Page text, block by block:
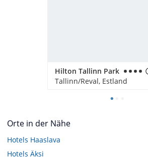
Hilton Tallinn Park
Tallinn/Reval, Estland
Orte in der Nähe
Hotels Haaslava
Hotels Äksi